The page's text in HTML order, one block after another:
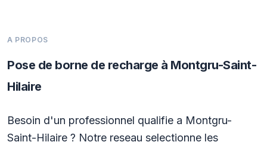
A PROPOS
Pose de borne de recharge à Montgru-Saint-
Hilaire
Besoin d'un professionnel qualifie a Montgru-
Saint-Hilaire ? Notre reseau selectionne les